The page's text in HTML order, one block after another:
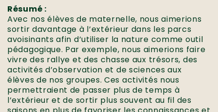
Résumé :
Avec nos élèves de maternelle, nous aimerions
sortir davantage à l’extérieur dans les parcs
avoisinants afin d’utiliser la nature comme outil
pédagogique. Par exemple, nous aimerions faire
vivre des rallye et des chasse aux trésors, des
activités d’observation et de sciences aux
élèves de nos groupes. Ces activités nous
permettraient de passer plus de temps à
l’extérieur et de sortir plus souvent au fil des